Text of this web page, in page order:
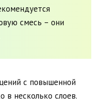
смесь – они
с повышенной
в несколько слоев.